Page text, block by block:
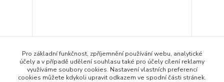
Pro základní funkčnost, zpříjemnění používání webu, analytické
účely a v případě udělení souhlasu také pro účely cílení reklamy
využíváme soubory cookies. Nastavení vlastních preferencí
cookies můžete kdykoli upravit odkazem ve spodní části stránek.